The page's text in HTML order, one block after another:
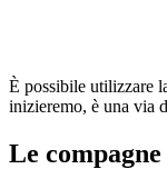
È possibile utilizzare
inizieremo, è una via
Le